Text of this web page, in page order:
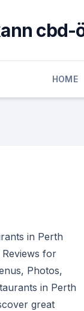
cbd-
HOME
in Perth
Reviews for
Photos,
in Perth
great